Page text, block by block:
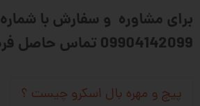
برای مشاوره و سفارش با شماره
09904142099 تماس حاصل فرمایید
پیچ و مهره بال اسکرو چیست ؟